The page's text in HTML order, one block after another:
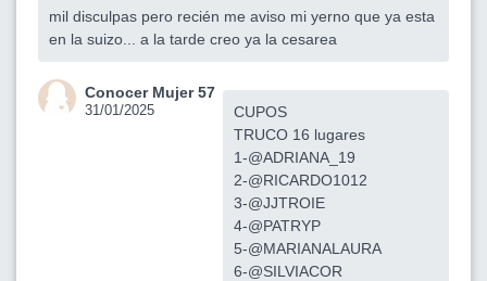
mil disculpas pero recién me aviso mi yerno que ya esta
en la suizo... a la tarde creo ya la cesarea
Conocer Mujer 57
31/01/2025
CUPOS
TRUCO 16 lugares
1-@ADRIANA_19
2-@RICARDO1012
3-@JJTROIE
4-@PATRYP
5-@MARIANALAURA
6-@SILVIACOR